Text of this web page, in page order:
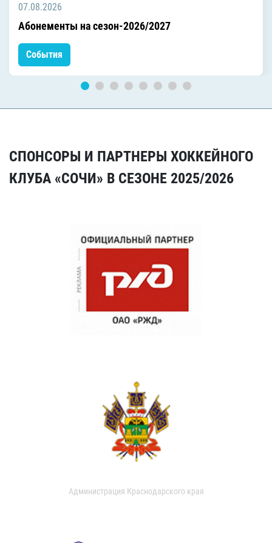
07.08.2026
Абонементы на сезон-2026/2027
События
СПОНСОРЫ И ПАРТНЕРЫ ХОККЕЙНОГО
КЛУБА «СОЧИ» В СЕЗОНЕ 2025/2026
Администрация Краснодарского края